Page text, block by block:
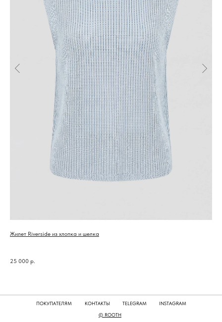
Жилет Riverside из хлопка и шелка
25 000 р.
© ROOTH
INSTAGRAM
ПОКУПАТЕЛЯМ КОНТАКТЫ TELEGRAM